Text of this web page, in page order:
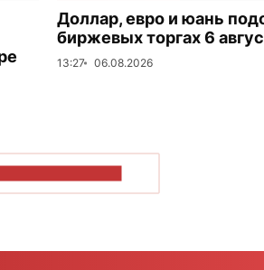
Доллар, евро и юань
биржевых торгах 6
13:27 06.08.2026